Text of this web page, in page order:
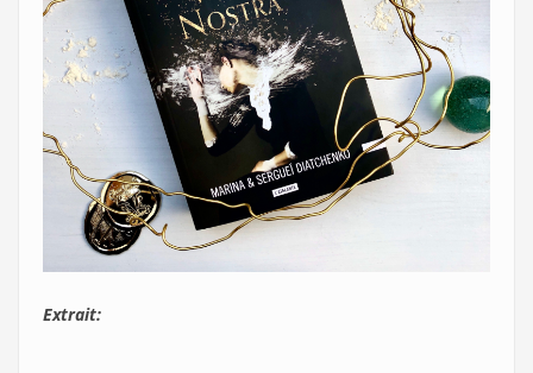
Extrait: